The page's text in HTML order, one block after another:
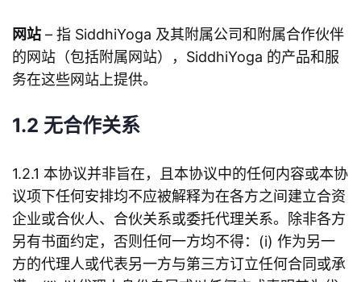
网站 – 指 SiddhiYoga 及其附属公司和附属合作伙伴
的网站（包括附属网站），SiddhiYoga 的产品和服
务在这些网站上提供。
1.2 无合作关系
1.2.1 本协议并非旨在，且本协议中的任何内容或本协
议项下任何安排均不应被解释为在各方之间建立合资
企业或合伙人、合伙关系或委托代理关系。除非各方
另有书面约定，否则任何一方均不得：(i) 作为另一
方的代理人或代表另一方与第三方订立任何合同或承